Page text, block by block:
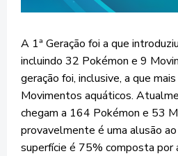
A 1ª Geração foi a que
incluindo 32 Pokémon e 9
geração foi, inclusive, a que
Movimentos aquáticos.
chegam a 164 Pokémon e 53
provavelmente é uma alusão
superfície é 75% composta por